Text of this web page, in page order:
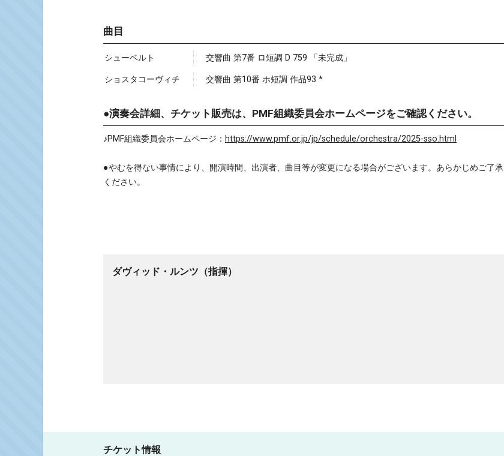
曲目
シューベルト 交響曲 第7番 ロ短調 D 759 「未完成」
ショスタコーヴィチ 交響曲 第10番 ホ短調 作品93 *
●演奏会詳細、チケット販売は、PMF組織委員会ホームページをご確認ください。
♪PMF組織委員会ホームページ： https://www.pmf.or.jp/jp/schedule/orchestra/2025-sso.html
●やむを得ない事情により、開演時間、出演者、曲目等が変更になる場合がございます。あらかじめご了承
ください。
ダヴィッド・ルンツ（指揮）
チケット情報